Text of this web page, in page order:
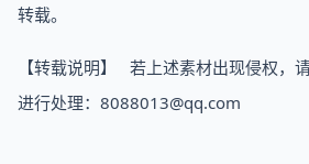
转载。
【转载说明】 若上述素材出现侵权，
进行处理：8088013@qq.com